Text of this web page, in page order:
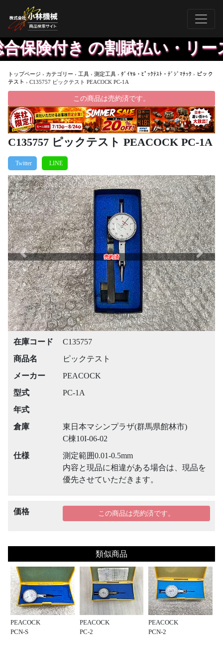
き の割賦払い・リースプ
トップページ › カテゴリー › 工具 › 測定工具 › ﾀﾞｲﾔﾙ・ﾋﾟｯｸﾃｽﾄ・ﾃﾞｼﾞﾏﾁｯｸ › ピック
テスト › C135757 ピックテスト PEACOCK PC-1A
この商品は売約済です。
C135757 ピックテスト PEACOCK PC-1A
売約済
Previous Next
在庫コード
C135757
商品名
ピックテスト
メーカー
PEACOCK
型式
PC-1A
年式
倉庫
東日本マシンプラザ(群馬県館林市)
C棟10I-06-02
仕様
測定範囲0.01-0.5mm
内容と現品に相違がある場合は、現品を
優先させていただきます。
価格 この商品は売約済です。
類似商品
PEACOCK
PCN-S
PEACOCK
PC-2
PEACOCK
PCN-2